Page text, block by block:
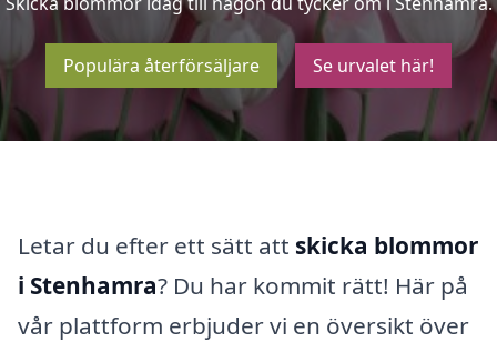
Populära återförsäljare Se urvalet här!
Letar du efter ett sätt att skicka blommor
i Stenhamra? Du har kommit rätt! Här på
vår plattform erbjuder vi en översikt över